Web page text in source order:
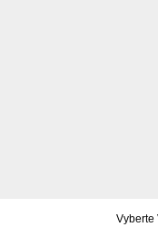
Vyberte